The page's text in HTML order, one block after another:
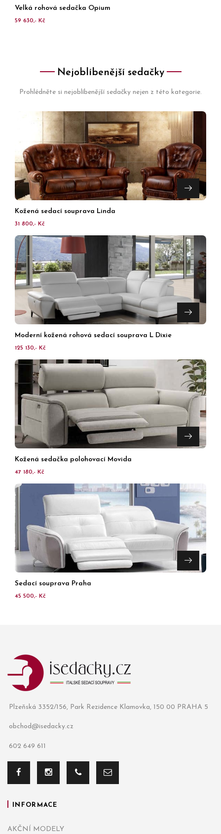
Velká rohová sedačka Opium
59 630,- Kč
Nejoblíbenější sedačky
Prohlédněte si nejoblíbenější sedačky nejen z této kategorie.
Kožená sedací souprava Linda
31 800,- Kč
Moderní kožená rohová sedací souprava L Dixie
125 130,- Kč
Kožená sedačka polohovací Movida
47 180,- Kč
Sedací souprava Praha
45 500,- Kč
Plzeňská 3352/156, Park Rezidence Klamovka, 150 00 PRAHA 5
obchod@isedacky.cz
602 649 611
INFORMACE
AKČNÍ MODELY